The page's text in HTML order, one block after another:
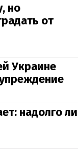
но
от
Украине
надолго ли